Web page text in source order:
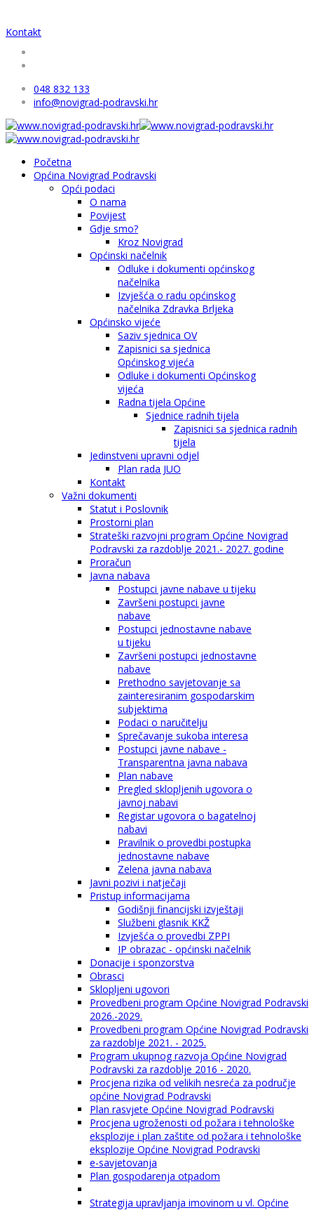
Kontakt
048 832 133
info@novigrad-podravski.hr
Početna
Općina Novigrad Podravski
Opći podaci
O nama
Povijest
Gdje smo?
Kroz Novigrad
Općinski načelnik
Odluke i dokumenti općinskog
načelnika
Izvješća o radu općinskog
načelnika Zdravka Brljeka
Općinsko vijeće
Saziv sjednica OV
Zapisnici sa sjednica
Općinskog vijeća
Odluke i dokumenti Općinskog
vijeća
Radna tijela Općine
Sjednice radnih tijela
Zapisnici sa sjednica radnih
tijela
Jedinstveni upravni odjel
Plan rada JUO
Kontakt
Važni dokumenti
Statut i Poslovnik
Prostorni plan
Strateški razvojni program Općine Novigrad
Podravski za razdoblje 2021.- 2027. godine
Proračun
Javna nabava
Postupci javne nabave u tijeku
Završeni postupci javne
nabave
Postupci jednostavne nabave
u tijeku
Završeni postupci jednostavne
nabave
Prethodno savjetovanje sa
zainteresiranim gospodarskim
subjektima
Podaci o naručitelju
Sprečavanje sukoba interesa
Postupci javne nabave -
Transparentna javna nabava
Plan nabave
Pregled sklopljenih ugovora o
javnoj nabavi
Registar ugovora o bagatelnoj
nabavi
Pravilnik o provedbi postupka
jednostavne nabave
Zelena javna nabava
Javni pozivi i natječaji
Pristup informacijama
Godišnji financijski izvještaji
Službeni glasnik KKŽ
Izvješća o provedbi ZPPI
IP obrazac - općinski načelnik
Donacije i sponzorstva
Obrasci
Sklopljeni ugovori
Provedbeni program Općine Novigrad Podravski
2026.-2029.
Provedbeni program Općine Novigrad Podravski
za razdoblje 2021. - 2025.
Program ukupnog razvoja Općine Novigrad
Podravski za razdoblje 2016 - 2020.
Procjena rizika od velikih nesreća za područje
općine Novigrad Podravski
Plan rasvjete Općine Novigrad Podravski
Procjena ugroženosti od požara i tehnološke
eksplozije i plan zaštite od požara i tehnološke
eksplozije Općine Novigrad Podravski
e-savjetovanja
Plan gospodarenja otpadom
Strategija upravljanja imovinom u vl. Općine